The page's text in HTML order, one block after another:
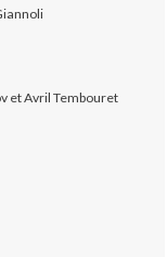
et Avril Tembouret